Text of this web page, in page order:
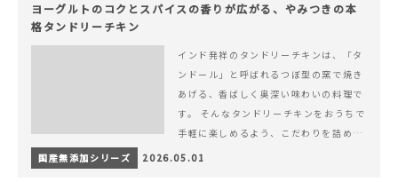
ヨーグルトのコクとスパイスの香りが広がる、やみつきの本
格タンドリーチキン
インド発祥のタンドリーチキンは、「タ
ンドール」と呼ばれるつぼ型の窯で焼き
あげる、香ばしく奥深い味わいの料理で
す。 そんなタンドリーチキンをおうちで
手軽に楽しめるよう、こだわりを詰め込
んで仕上げました。 様々なシーンでお召
国産無添加シリーズ 2026.05.01